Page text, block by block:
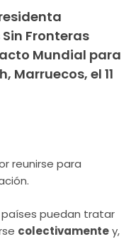
Fronteras
Mundial para
Marruecos, el 11
reunirse para
países puedan tratar
colectivamentey,